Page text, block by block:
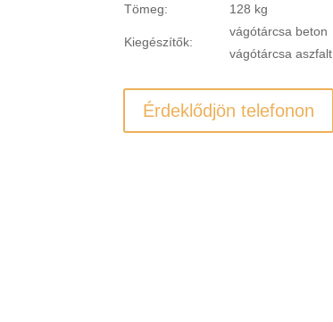
Tömeg: 128 kg
Kiegészítők:
vágótárcsa beton
vágótárcsa aszfalt
Érdeklődjön telefonon